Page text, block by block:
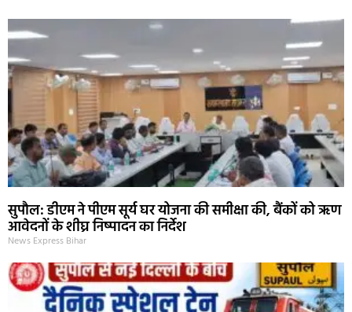
सुपौल: डीएम ने पीएम सूर्य घर योजना की समीक्षा की, बैंकों को ऋण
आवेदनों के शीघ्र निष्पादन का निर्देश
News Express Bihar